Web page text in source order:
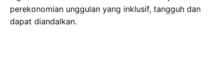
perekonomian unggulan yang inklusif, tangguh dan
dapat diandalkan.